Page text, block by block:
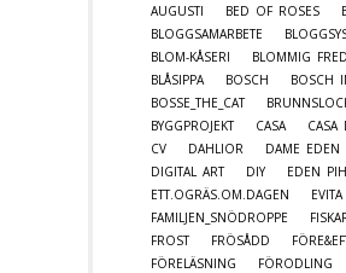
AUGUSTI
BED OF ROSES
BLOGGSAMARBETE
BLOM-KÅSERI
BLOMMIG
BLÅSIPPA
BOSCH
BOSCH
BOSSE_THE_CAT
BYGGPROJEKT
CASA CASA
CV
DAHLIOR DAME EDEN
DIGITAL ART
DIY EDEN
ETT.OGRÄS.OM.DAGEN
EVITA
FAMILJEN_SNÖDROPPE
FROST
FRÖSÅDD
FÖRELÄSNING
FÖRODLING